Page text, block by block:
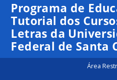
Programa de
Tutorial dos
Letras da
Federal de Santa
Área